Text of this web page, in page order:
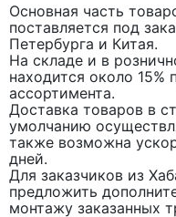
Основная часть
поставляется под
Петербурга и Китая.
На складе и в
находится около 15%
ассортимента.
Доставка товаров в
умолчанию
также возможна
дней.
Для заказчиков из
предложить
монтажу заказанных